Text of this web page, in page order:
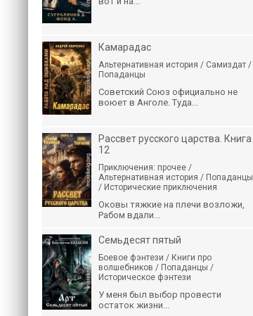
Камарадас
Альтернативная история / Самиздат /
Попаданцы
Советский Союз официально не
воюет в Анголе. Туда...
Рассвет русского царства. Книга
12
Приключения: прочее /
Альтернативная история / Попаданцы
/ Исторические приключения
Оковы тяжкие на плечи возложи,
Рабом вдали...
Семьдесят пятый
Боевое фэнтези / Книги про
волшебников / Попаданцы /
Историческое фэнтези
У меня был выбор провести
остаток жизни...